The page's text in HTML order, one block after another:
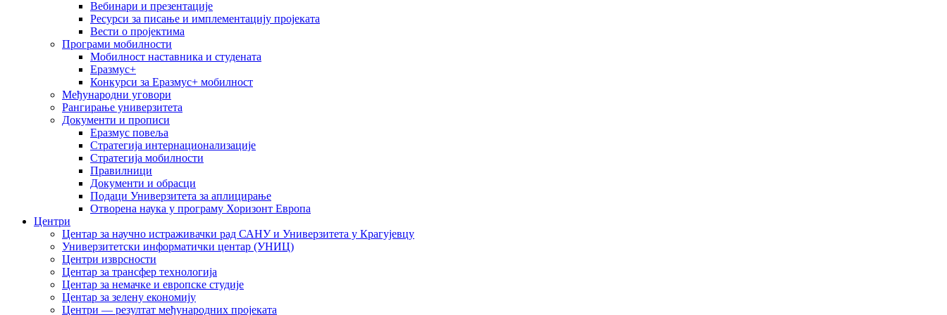
Вебинари и презентације
Ресурси за писање и имплементацију пројеката
Вести о пројектима
Програми мобилности
Мобилност наставника и студената
Еразмус+
Конкурси за Еразмус+ мобилност
Међународни уговори
Рангирање универзитета
Документи и прописи
Еразмус повеља
Стратегија интернационализације
Стратегија мобилности
Правилници
Документи и обрасци
Подаци Универзитета за аплицирање
Отворена наука у програму Хоризонт Европа
Центри
Центар за научно истраживачки рад САНУ и Универзитета у Крагујевцу
Универзитетски информатички центар (УНИЦ)
Центри изврсности
Центар за трансфер технологија
Центар за немачке и европске студије
Центар за зелену економију
Центри — резултат међународних пројеката